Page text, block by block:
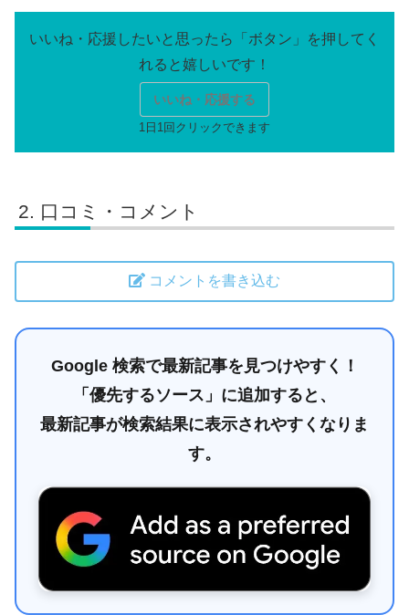
いいね・応援する
口コミ・コメント
コメントを書き込む
Google 検索で最新記事を見つけやすく！
「優先するソース」に追加すると、
最新記事が検索結果に表示されやすくなりま
す。